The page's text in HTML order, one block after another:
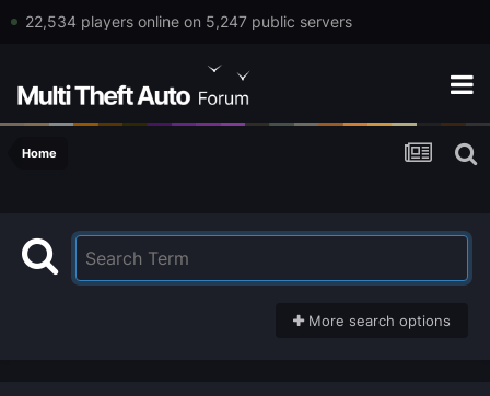
22,534 players online on 5,247 public servers
Home
More search options